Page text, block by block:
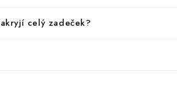
celý zadeček?